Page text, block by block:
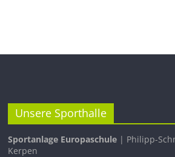
Unsere Sporthalle
Sportanlage Europaschule | Philipp-
Kerpen